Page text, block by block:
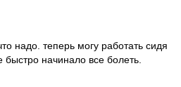
надо. теперь могу работать сидя
начинало все болеть.